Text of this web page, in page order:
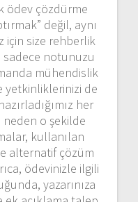
ödev çözdürme
değil, aynı
için size rehberlik
sadece notunuzu
mühendislik
yetkinliklerinizi de
her
o şekilde
kullanılan
alternatif çözüm
ödevinizle ilgili
yazarınıza